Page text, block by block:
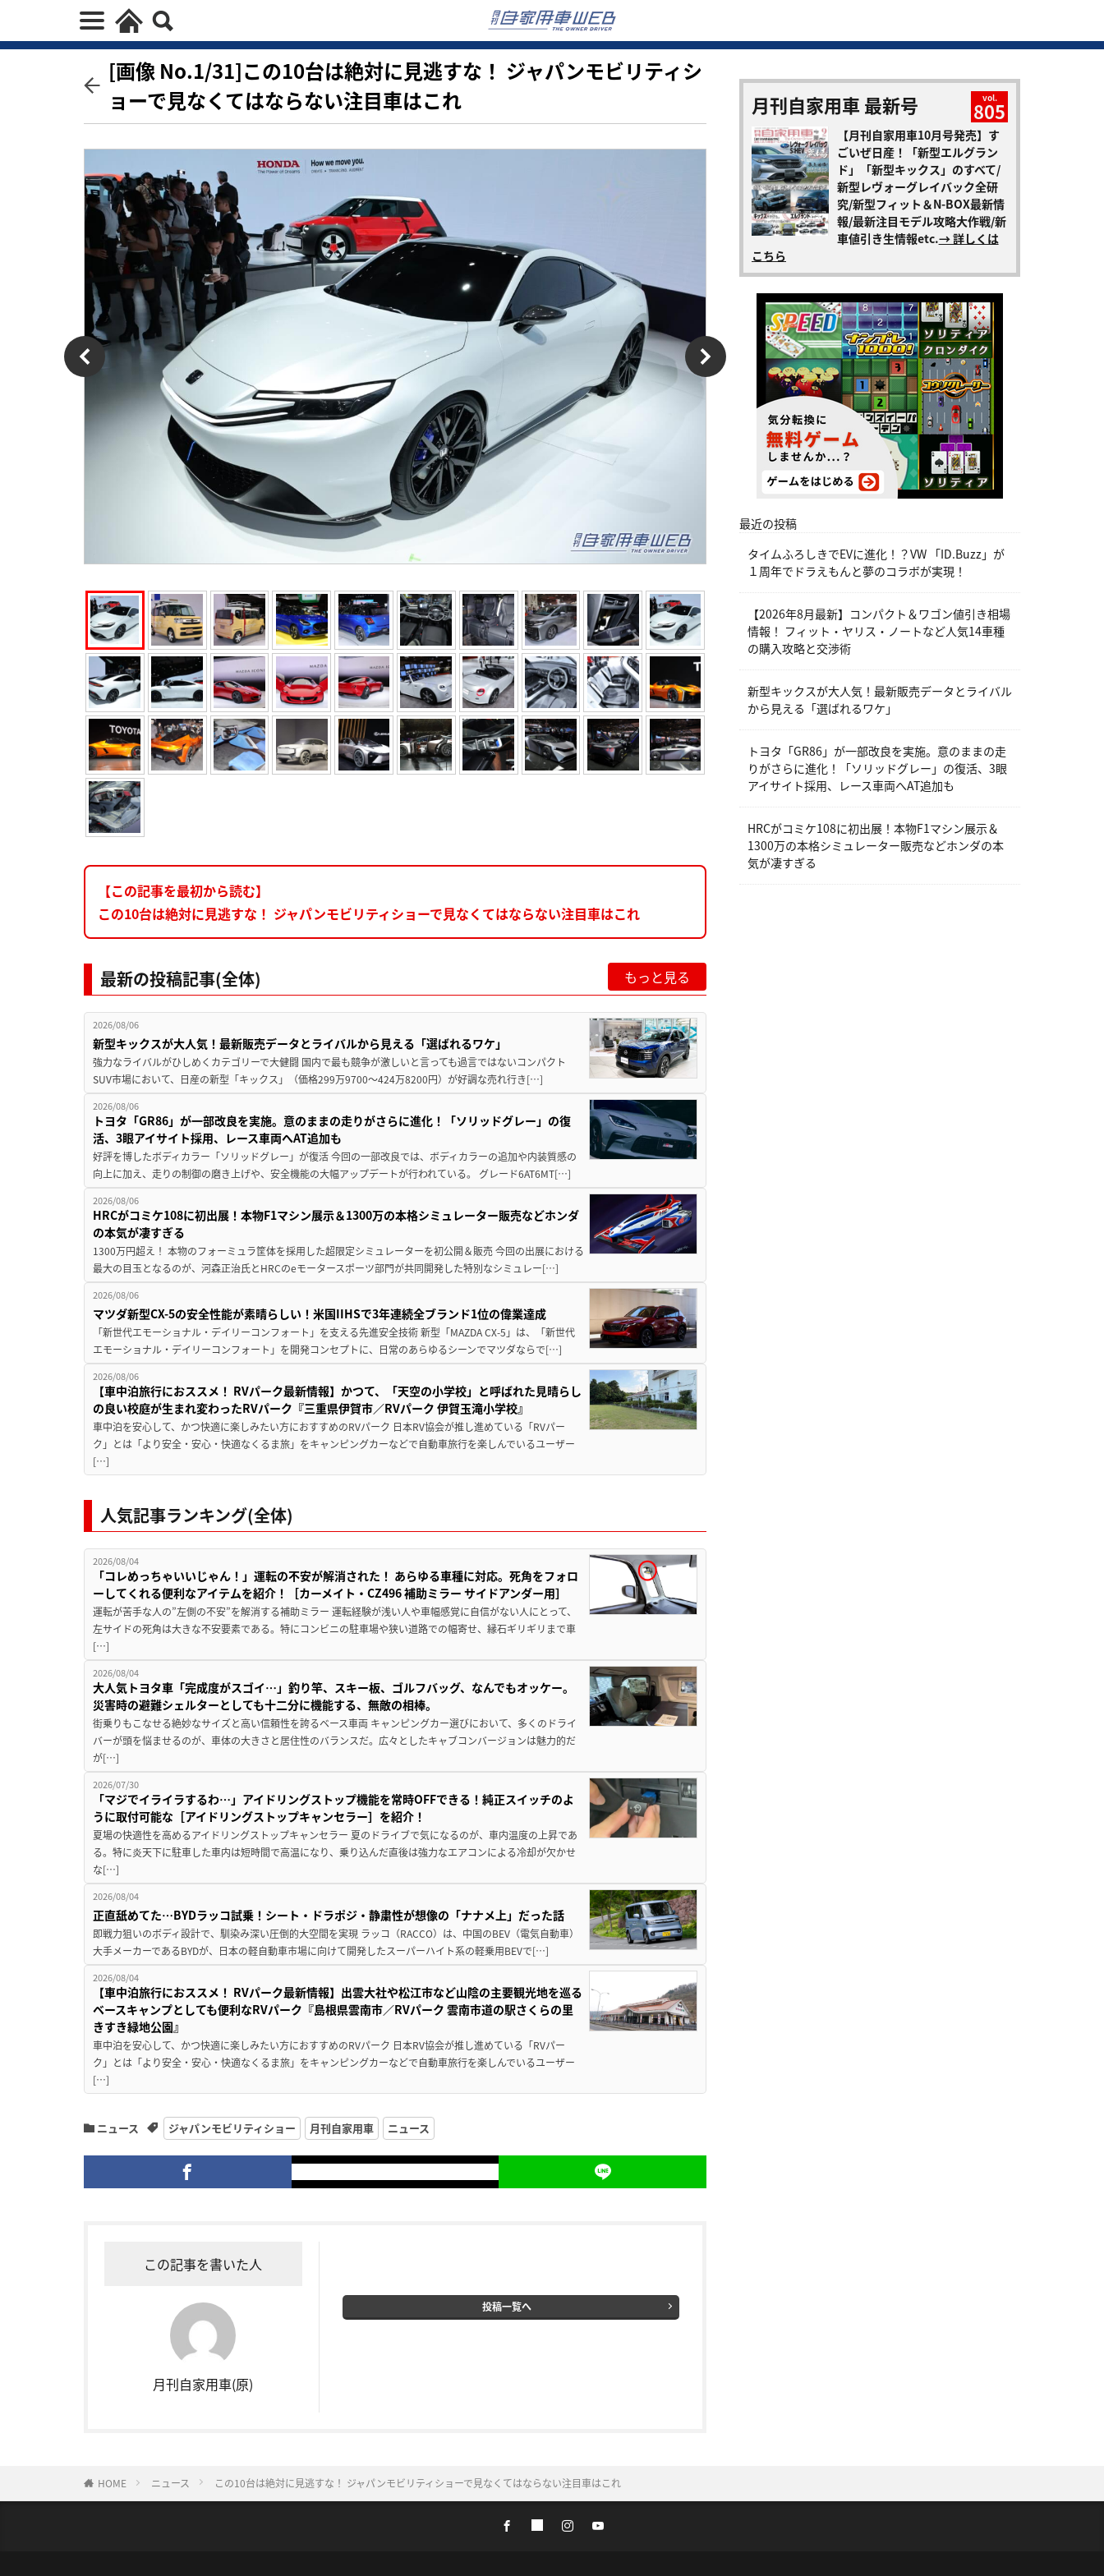
[画像 No.1/31]この10台は絶対に見逃すな！ ジャパンモビリティシ
ョーで見なくてはならない注目車はこれ
【この記事を最初から読む】
この10台は絶対に見逃すな！ ジャパンモビリティショーで見なくてはならない注目車はこれ
最新の投稿記事(全体) もっと見る
2026/08/06
新型キックスが大人気！最新販売データとライバルから見える「選ばれるワケ」
強力なライバルがひしめくカテゴリーで大健闘 国内で最も競争が激しいと言っても過言ではないコンパクト
SUV市場において、日産の新型「キックス」（価格299万9700～424万8200円）が好調な売れ行き[…]
2026/08/06
トヨタ「GR86」が一部改良を実施。意のままの走りがさらに進化！「ソリッドグレー」の復
活、3眼アイサイト採用、レース車両へAT追加も
好評を博したボディカラー「ソリッドグレー」が復活 今回の一部改良では、ボディカラーの追加や内装質感の
向上に加え、走りの制御の磨き上げや、安全機能の大幅アップデートが行われている。 グレード6AT6MT[…]
2026/08/06
HRCがコミケ108に初出展！本物F1マシン展示＆1300万の本格シミュレーター販売などホンダ
の本気が凄すぎる
1300万円超え！ 本物のフォーミュラ筐体を採用した超限定シミュレーターを初公開＆販売 今回の出展における
最大の目玉となるのが、河森正治氏とHRCのeモータースポーツ部門が共同開発した特別なシミュレー[…]
2026/08/06
マツダ新型CX-5の安全性能が素晴らしい！米国IIHSで3年連続全ブランド1位の偉業達成
「新世代エモーショナル・デイリーコンフォート」を支える先進安全技術 新型「MAZDA CX-5」は、「新世代
エモーショナル・デイリーコンフォート」を開発コンセプトに、日常のあらゆるシーンでマツダならで[…]
2026/08/06
【車中泊旅行におススメ！ RVパーク最新情報】かつて、「天空の小学校」と呼ばれた見晴らし
の良い校庭が生まれ変わったRVパーク『三重県伊賀市／RVパーク 伊賀玉滝小学校』
車中泊を安心して、かつ快適に楽しみたい方におすすめのRVパーク 日本RV協会が推し進めている「RVパー
ク」とは「より安全・安心・快適なくるま旅」をキャンピングカーなどで自動車旅行を楽しんでいるユーザー
[…]
人気記事ランキング(全体)
2026/08/04
「コレめっちゃいいじゃん！」運転の不安が解消された！ あらゆる車種に対応。死角をフォロ
ーしてくれる便利なアイテムを紹介！［カーメイト・CZ496 補助ミラー サイドアンダー用］
運転が苦手な人の”左側の不安”を解消する補助ミラー 運転経験が浅い人や車幅感覚に自信がない人にとって、
左サイドの死角は大きな不安要素である。特にコンビニの駐車場や狭い道路での幅寄せ、縁石ギリギリまで車
[…]
2026/08/04
大人気トヨタ車「完成度がスゴイ…」釣り竿、スキー板、ゴルフバッグ、なんでもオッケー。
災害時の避難シェルターとしても十二分に機能する、無敵の相棒。
街乗りもこなせる絶妙なサイズと高い信頼性を誇るベース車両 キャンピングカー選びにおいて、多くのドライ
バーが頭を悩ませるのが、車体の大きさと居住性のバランスだ。広々としたキャブコンバージョンは魅力的だ
が[…]
2026/07/30
「マジでイライラするわ…」アイドリングストップ機能を常時OFFできる！純正スイッチのよ
うに取付可能な［アイドリングストップキャンセラー］を紹介！
夏場の快適性を高めるアイドリングストップキャンセラー 夏のドライブで気になるのが、車内温度の上昇であ
る。特に炎天下に駐車した車内は短時間で高温になり、乗り込んだ直後は強力なエアコンによる冷却が欠かせ
な[…]
2026/08/04
正直舐めてた…BYDラッコ試乗！シート・ドラポジ・静粛性が想像の「ナナメ上」だった話
即戦力狙いのボディ設計で、馴染み深い圧倒的大空間を実現 ラッコ（RACCO）は、中国のBEV（電気自動車）
大手メーカーであるBYDが、日本の軽自動車市場に向けて開発したスーパーハイト系の軽乗用BEVで[…]
2026/08/04
【車中泊旅行におススメ！ RVパーク最新情報】出雲大社や松江市など山陰の主要観光地を巡る
ベースキャンプとしても便利なRVパーク『島根県雲南市／RVパーク 雲南市道の駅さくらの里
きすき緑地公園』
車中泊を安心して、かつ快適に楽しみたい方におすすめのRVパーク 日本RV協会が推し進めている「RVパー
ク」とは「より安全・安心・快適なくるま旅」をキャンピングカーなどで自動車旅行を楽しんでいるユーザー
[…]
ニュース ジャパンモビリティショー 月刊自家用車 ニュース
この記事を書いた人
月刊自家用車(原)
投稿一覧へ
月刊自家用車 最新号 vol.
805
【月刊自家用車10月号発売】す
ごいぜ日産！「新型エルグラン
ド」「新型キックス」のすべて/
新型レヴォーグレイバック全研
究/新型フィット＆N-BOX最新情
報/最新注目モデル攻略大作戦/新
車値引き生情報etc.→ 詳しくは
こちら
最近の投稿
タイムふろしきでEVに進化！？VW 「ID.Buzz」が
１周年でドラえもんと夢のコラボが実現！
【2026年8月最新】コンパクト＆ワゴン値引き相場
情報！ フィット・ヤリス・ノートなど人気14車種
の購入攻略と交渉術
新型キックスが大人気！最新販売データとライバル
から見える「選ばれるワケ」
トヨタ「GR86」が一部改良を実施。意のままの走
りがさらに進化！「ソリッドグレー」の復活、3眼
アイサイト採用、レース車両へAT追加も
HRCがコミケ108に初出展！本物F1マシン展示＆
1300万の本格シミュレーター販売などホンダの本
気が凄すぎる
HOME ニュース この10台は絶対に見逃すな！ ジャパンモビリティショーで見なくてはならない注目車はこれ